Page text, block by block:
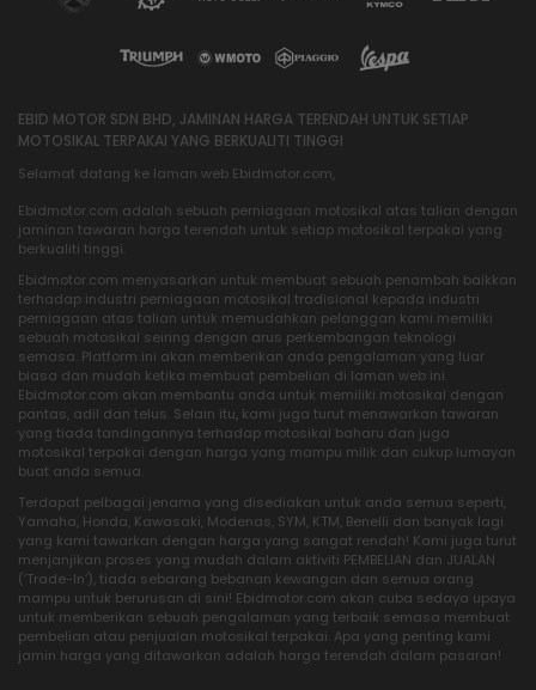
EBID MOTOR SDN BHD, JAMINAN HARGA TERENDAH UNTUK SETIAP
MOTOSIKAL TERPAKAI YANG BERKUALITI TINGGI
Selamat datang ke laman web Ebidmotor.com,
Ebidmotor.com adalah sebuah perniagaan motosikal atas talian dengan
jaminan tawaran harga terendah untuk setiap motosikal terpakai yang
berkualiti tinggi.
Ebidmotor.com menyasarkan untuk membuat sebuah penambah baikkan
terhadap industri perniagaan motosikal tradisional kepada industri
perniagaan atas talian untuk memudahkan pelanggan kami memiliki
sebuah motosikal seiring dengan arus perkembangan teknologi
semasa. Platform ini akan memberikan anda pengalaman yang luar
biasa dan mudah ketika membuat pembelian di laman web ini.
Ebidmotor.com akan membantu anda untuk memiliki motosikal dengan
pantas, adil dan telus. Selain itu, kami juga turut menawarkan tawaran
yang tiada tandingannya terhadap motosikal baharu dan juga
motosikal terpakai dengan harga yang mampu milik dan cukup lumayan
buat anda semua.
Terdapat pelbagai jenama yang disediakan untuk anda semua seperti,
Yamaha, Honda, Kawasaki, Modenas, SYM, KTM, Benelli dan banyak lagi
yang kami tawarkan dengan harga yang sangat rendah! Kami juga turut
menjanjikan proses yang mudah dalam aktiviti PEMBELIAN dan JUALAN
(‘Trade-In’), tiada sebarang bebanan kewangan dan semua orang
mampu untuk berurusan di sini! Ebidmotor.com akan cuba sedaya upaya
untuk memberikan sebuah pengalaman yang terbaik semasa membuat
pembelian atau penjualan motosikal terpakai. Apa yang penting kami
jamin harga yang ditawarkan adalah harga terendah dalam pasaran!